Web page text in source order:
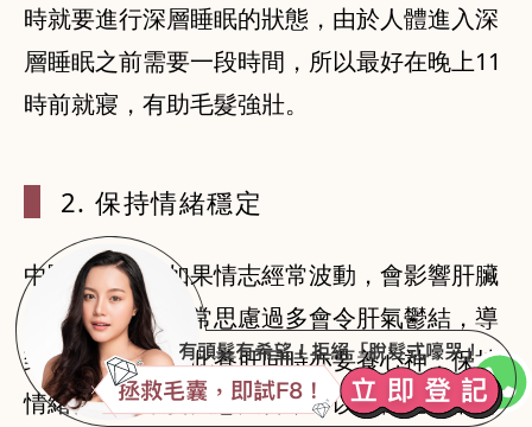
時就要進行深層睡眠的狀態，由於人體進入深
層睡眠之前需要一段時間，所以最好在晚上11
時前就寢，有助毛髮強壯。
2. 保持情緒穩定
中醫師亦認為如果情志經常波動，會影響肝臟
的機能運行，時常思慮過多會令肝氣鬱結，導
致氣血不通，因此養肝同時亦要養心神，保持
情緒穩定，不要大悲大喜，可以多做運動舒解